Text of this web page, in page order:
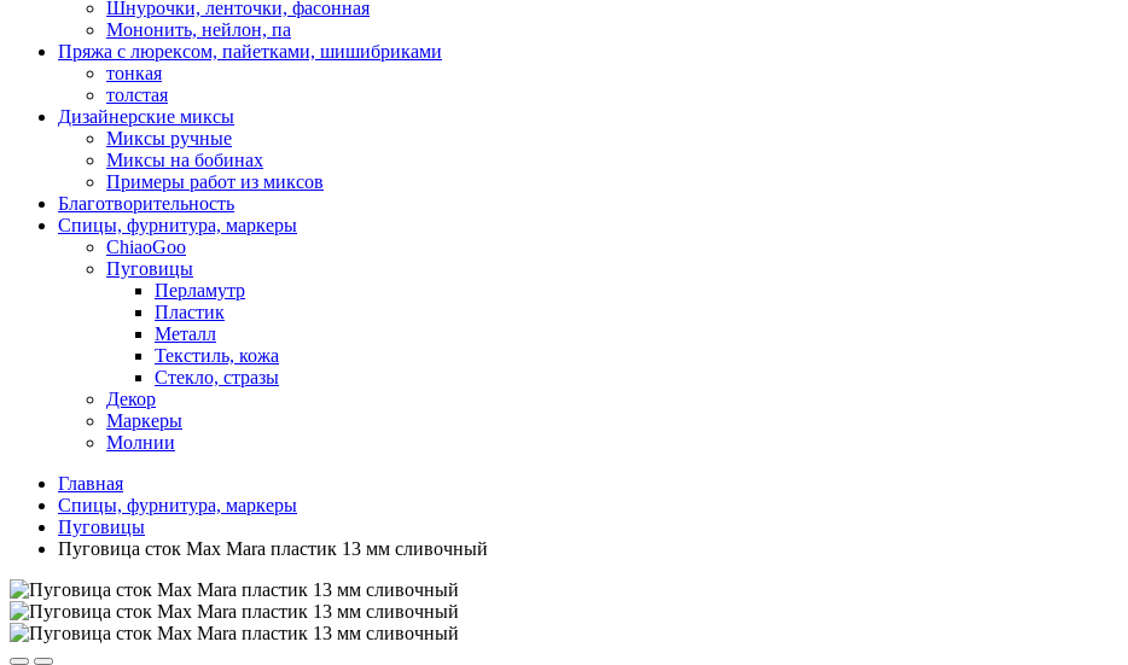
Шнурочки, ленточки, фасонная
Мононить, нейлон, па
Пряжа с люрексом, пайетками, шишибриками
тонкая
толстая
Дизайнерские миксы
Миксы ручные
Миксы на бобинах
Примеры работ из миксов
Благотворительность
Спицы, фурнитура, маркеры
ChiaoGoo
Пуговицы
Перламутр
Пластик
Металл
Текстиль, кожа
Стекло, стразы
Декор
Маркеры
Молнии
Главная
Спицы, фурнитура, маркеры
Пуговицы
Пуговица сток Max Mara пластик 13 мм сливочный